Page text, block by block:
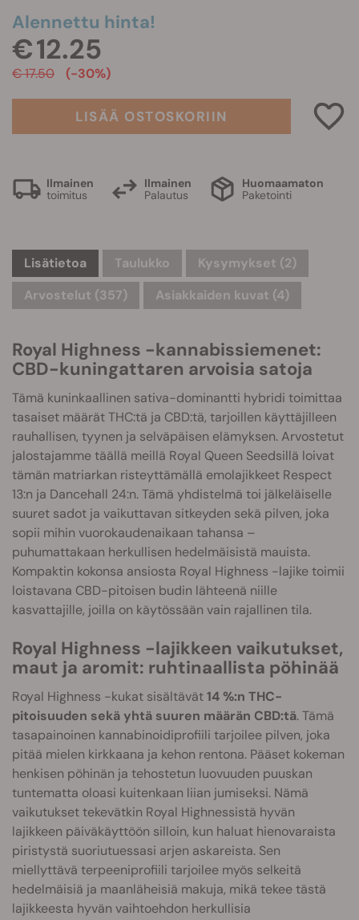
Alennettu hinta!
€ 12.25
€ 17.50 (-30%)
LISÄÄ OSTOSKORIIN
Ilmainen
toimitus
Ilmainen
Palautus
Huomaamaton
Paketointi
Lisätietoa Taulukko Kysymykset (2)
Arvostelut (357)
Asiakkaiden kuvat (4)
Royal Highness -kannabissiemenet:
CBD-kuningattaren arvoisia satoja
Tämä kuninkaallinen sativa-dominantti hybridi toimittaa
tasaiset määrät THC:tä ja CBD:tä, tarjoillen käyttäjilleen
rauhallisen, tyynen ja selväpäisen elämyksen. Arvostetut
jalostajamme täällä meillä Royal Queen Seedsillä loivat
tämän matriarkan risteyttämällä emolajikkeet Respect
13:n ja Dancehall 24:n. Tämä yhdistelmä toi jälkeläiselle
suuret sadot ja vaikuttavan sitkeyden sekä pilven, joka
sopii mihin vuorokaudenaikaan tahansa –
puhumattakaan herkullisen hedelmäisistä mauista.
Kompaktin kokonsa ansiosta Royal Highness -lajike toimii
loistavana CBD-pitoisen budin lähteenä niille
kasvattajille, joilla on käytössään vain rajallinen tila.
Royal Highness -lajikkeen vaikutukset,
maut ja aromit: ruhtinaallista pöhinää
Royal Highness -kukat sisältävät14 %:n THC-
pitoisuuden sekä yhtä suuren määrän CBD:tä. Tämä
tasapainoinen kannabinoidiprofiili tarjoilee pilven, joka
pitää mielen kirkkaana ja kehon rentona. Pääset kokeman
henkisen pöhinän ja tehostetun luovuuden puuskan
tuntematta oloasi kuitenkaan liian jumiseksi. Nämä
vaikutukset tekevätkin Royal Highnessistä hyvän
lajikkeen päiväkäyttöön silloin, kun haluat hienovaraista
piristystä suoriutuessasi arjen askareista. Sen
miellyttävä terpeeniprofiili tarjoilee myös selkeitä
hedelmäisiä ja maanläheisiä makuja, mikä tekee tästä
lajikkeesta hyvän vaihtoehdon herkullisia